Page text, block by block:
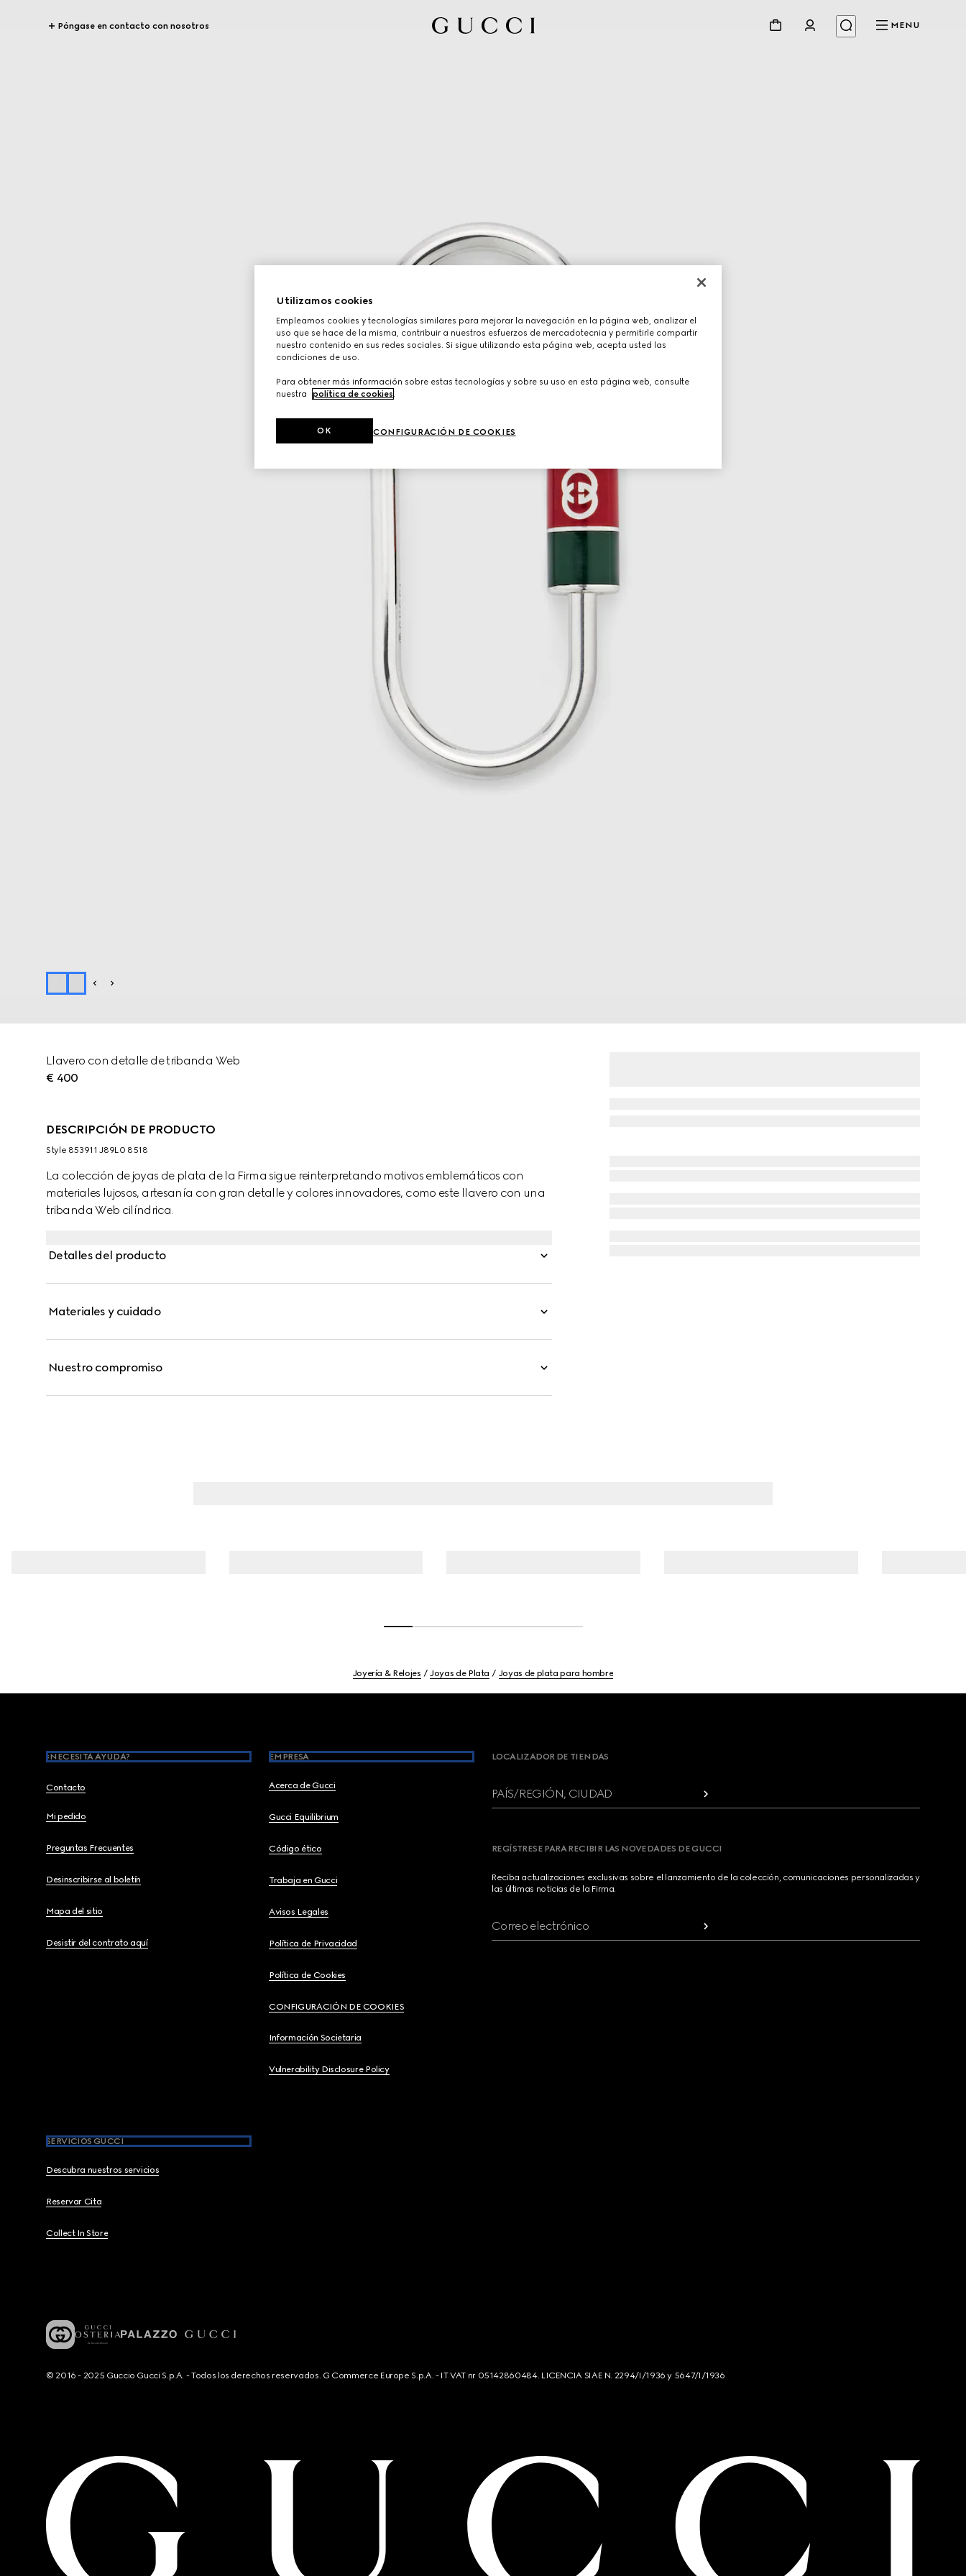
Póngase en contacto con nosotros MENU
Llavero con detalle de tribanda Web
€ 400
DESCRIPCIÓN DE PRODUCTO
Style ‎853911 J89L0 8518
La colección de joyas de plata de la Firma sigue reinterpretando motivos emblemáticos con
materiales lujosos, artesanía con gran detalle y colores innovadores, como este llavero con una
tribanda Web cilíndrica.
Detalles del producto
Materiales y cuidado
Nuestro compromiso
Joyería & Relojes Joyas de Plata Joyas de plata para hombre
¿NECESITA AYUDA?
Contacto
Mi pedido
Preguntas Frecuentes
Desinscribirse al boletín
Mapa del sitio
Desistir del contrato aquí
EMPRESA
Acerca de Gucci
Gucci Equilibrium
Código ético
Trabaja en Gucci
Avisos Legales
Política de Privacidad
Política de Cookies
CONFIGURACIÓN DE COOKIES
Información Societaria
Vulnerability Disclosure Policy
SERVICIOS GUCCI
Descubra nuestros servicios
Reservar Cita
Collect In Store
LOCALIZADOR DE TIENDAS
PAÍS/REGIÓN, CIUDAD
REGÍSTRESE PARA RECIBIR LAS NOVEDADES DE GUCCI
Reciba actualizaciones exclusivas sobre el lanzamiento de la colección, comunicaciones personalizadas y
las últimas noticias de la Firma.
Correo electrónico
© 2016 - 2025 Guccio Gucci S.p.A. - Todos los derechos reservados. G Commerce Europe S.p.A. - IT VAT nr 05142860484. LICENCIA SIAE N. 2294/I/1936 y 5647/I/1936
Utilizamos cookies
Empleamos cookies y tecnologías similares para mejorar la navegación en la página web, analizar el
uso que se hace de la misma, contribuir a nuestros esfuerzos de mercadotecnia y permitirle compartir
nuestro contenido en sus redes sociales. Si sigue utilizando esta página web, acepta usted las
condiciones de uso.
Para obtener más información sobre estas tecnologías y sobre su uso en esta página web, consulte
nuestra
política de cookies.
CONFIGURACIÓN DE COOKIES
OK